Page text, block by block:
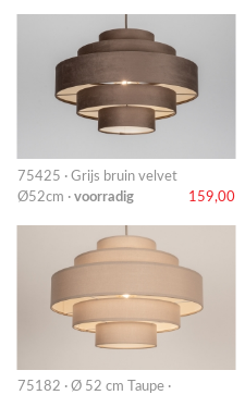
75425 · Grijs bruin velvet
Ø52cm · voorradig 159,00
75182 · Ø 52 cm Taupe ·